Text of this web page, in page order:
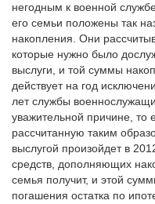
негодным к военной
его семьи положены так
накопления. Они
которые нужно было
выслуги, и той суммы
действует на год
лет службы
уважительной причине, то
рассчитанную таким
выслугой произойдет в
средств, дополняющих
семья получит, и этой
погашения остатка по